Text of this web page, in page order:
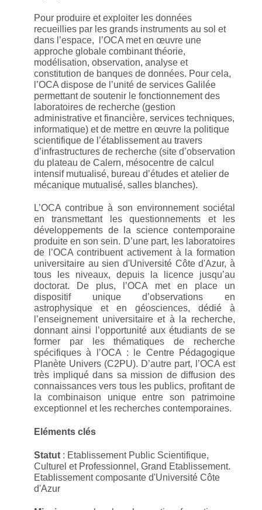
Pour produire et exploiter les données
recueillies par les grands instruments au sol et
dans l’espace,
l’OCA met en œuvre une
approche globale combinant théorie,
modélisation, observation, analyse et
constitution de banques de données. Pour cela,
l’OCA dispose de l’unité de services Galilée
permettant de soutenir le fonctionnement des
laboratoires de recherche (gestion
administrative et financière, services techniques,
informatique) et de mettre en œuvre la politique
scientifique de l’établissementau travers
d’infrastructures de recherche (site d’observation
du plateau de Calern, mésocentre de calcul
intensif mutualisé, bureau d’études et atelier de
mécanique mutualisé, salles blanches).
L’OCA contribue à son environnement sociétal
en transmettant les questionnements et les
développements de la science contemporaine
produite en son sein. D’une part, les laboratoires
de l’OCA contribuent activement à la formation
universitaire au sien d'Université Côte d'Azur, à
tous les niveaux, depuis la licence jusqu’au
doctorat. De plus, l’OCA met en place un
dispositif unique d’observations en
astrophysique et en géosciences, dédié à
l’enseignement universitaire et à la recherche,
donnant ainsi l’opportunité aux étudiants de se
former par les thématiques de recherche
spécifiques à l’OCA : le Centre Pédagogique
Planète Univers (C2PU). D’autre part, l’OCA est
très impliqué dans sa mission de diffusion des
connaissances vers tous les publics, profitant de
la combinaison unique entre son patrimoine
exceptionnel et les recherches contemporaines.
Eléments clés
Statut : Etablissement Public Scientifique,
Culturel et Professionnel, Grand Etablissement.
Etablissement composante d'Université Côte
d'Azur